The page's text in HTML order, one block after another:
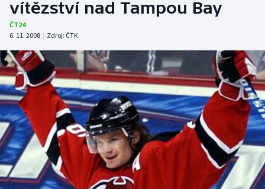
Tenis
Atletika
Cyklistika
DALŠÍ SPORTY
Americký fotbal
Baseball a softbal
NEPŘEHLÉDNĚTE
Soutěže
vítězství nad Tampou Bay
ČT24
6. 11. 2008 | Zdroj: ČTK